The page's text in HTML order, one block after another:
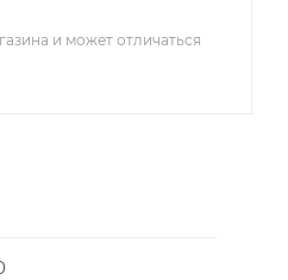
и может отличаться